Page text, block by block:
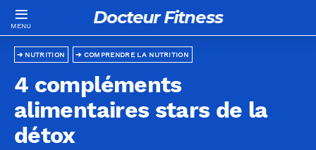
Docteur Fitness
COMPRENDRE LA NUTRITION
NUTRITION
4 compléments
alimentaires stars de la
détox